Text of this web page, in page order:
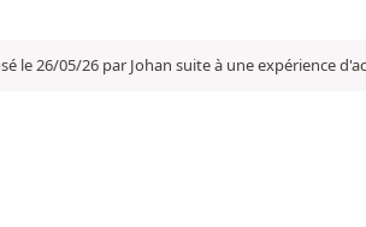
le 26/05/26 par Johan suite à une expérience